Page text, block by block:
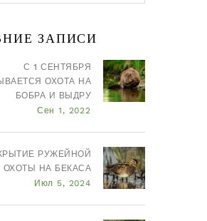
ЗАПИСИ
С 1 СЕНТЯБРЯ
ОХОТА НА
БОБРА И ВЫДРУ
Сен 1, 2022
РУЖЕЙНОЙ
ОХОТЫ НА БЕКАСА
Июл 5, 2024